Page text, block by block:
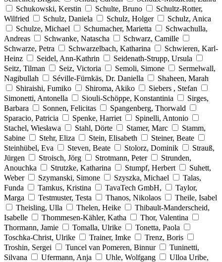
Schukowski, Kerstin
Schulte, Bruno
Schultz-Rotter,
Wilfried
Schulz, Daniela Schulz, Holger
Schulz, Anica
Schulze, Michael
Schumacher, Marietta
Schwachulla,
Andreas
Schwanke, Natascha
Schwarz, Camille
Schwarze, Petra
Schwarzelbach, Katharina
Schwieren, Karl-
Heinz
Seidel, Ann-Kathrin
Seidenath-Strupp, Ursula
Seitz, Tilman
Seiz, Victoria Semoli, Simone
Sermelwall,
Nagibullah
Séville-Fürnkäs, Dr. Daniella
Shaheen, Marah
Shiraishi, Fumiko
Shiroma, Akiko
Siebers , Stefan
Simonetti, Antonella
Siouli-Schöppe, Konstantinia
Sirges,
Barbara
Sonnen, Felicitas
Spangenberg, Thorwald
Sparacio, Patricia
Spenke, Harriet
Spinelli, Antonio
Stachel, Wiesława
Stahl, Dörte Stamer, Marc
Stamm,
Sabine
Stehr, Eliza Stein, Elisabeth
Steiner, Beate
Steinhübel, Eva
Steven, Beate Stolorz, Dominik
Strauß,
Jürgen
Stroisch, Jörg Strotmann, Peter
Strunden,
Anouchka
Strutzke, Katharina Stumpf, Herbert
Suhett,
Weber
Szymanski, Simone Szyszka, Michael
Talas,
Funda
Tamkus, Kristina TavaTech GmbH,
Taylor,
Marga
Testmuster, Testa Thanos, Nikolaos
Theile, Isabel
Theisling, Ulla
Thelen, Heike
Thibault-Manderscheid,
Isabelle
Thommesen-Kähler, Katha
Thor, Valentina
Thormann, Jamie
Tomalla, Ulrike
Tonetta, Paola
Toschka-Christ, Ulrike
Trainer, Imke
Trenz, Boris
Troshin, Sergei
Tuncel van Pomeren, Binnur
Tuninetti,
Silvana
Ufermann, Anja Uhle, Wolfgang
Ulloa Uribe,